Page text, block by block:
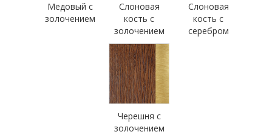
Медовый с
золочением
Слоновая
кость с
золочением
Слоновая
кость с
серебром
Черешня с
золочением